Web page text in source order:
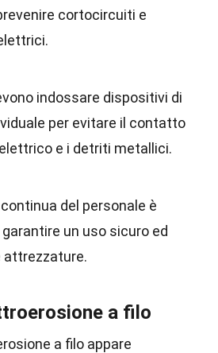
cortocircuiti e
indossare dispositivi di
per evitare il contatto
e i detriti metallici.
del personale è
un uso sicuro ed
attrezzature.
a filo
a filo appare